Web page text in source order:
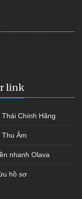
link
Thái Chính Hãng
Thu Âm
nhanh Olava
hồ sơ